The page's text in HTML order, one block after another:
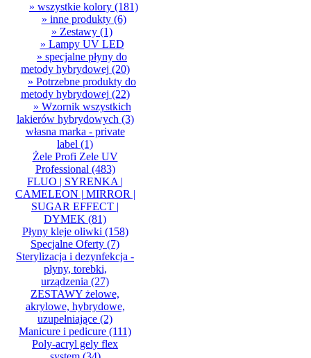
» wszystkie kolory (181)
» inne produkty(6)
» Zestawy (1)
» Lampy UV LED
» specjalne płyny do
metody hybrydowej (20)
» Potrzebne produkty do
metody hybrydowej (22)
» Wzornik wszystkich
lakierów hybrydowych (3)
własna marka - private
label (1)
Żele Profi Zele UV
Professional (483)
FLUO | SYRENKA |
CAMELEON | MIRROR |
SUGAR EFFECT |
DYMEK (81)
Płyny kleje oliwki (158)
Specjalne Oferty (7)
Sterylizacja i dezynfekcja -
płyny, torebki,
urządzenia (27)
ZESTAWY żelowe,
akrylowe, hybrydowe,
uzupełniające (2)
Manicure i pedicure (111)
Poly-acryl gely flex